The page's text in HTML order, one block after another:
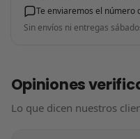
Te enviaremos el número
Sin envíos ni entregas
Opiniones
Lo que dicen nuestros